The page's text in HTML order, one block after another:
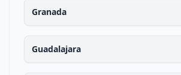
Granada
Guadalajara